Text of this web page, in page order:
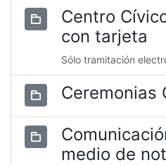
Centro
con tarjeta
Sólo tramitación
Ceremonias
medio de